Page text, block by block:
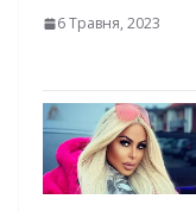
6 Травня, 2023